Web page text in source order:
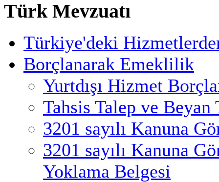
Türk Mevzuatı
Türkiye'deki
Borçlanarak Emeklilik
Yurtdışı Hizmet
Tahsis Talep ve Beyan
3201 sayılı Kanuna
3201 sayılı Kanuna
Yoklama Belgesi